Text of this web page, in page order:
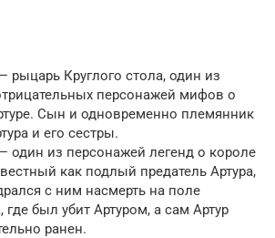
рыцарь Круглого стола, один из
персонажей мифов о
Сын и одновременно племянник
и его сестры.
один из персонажей легенд о короле
как подлый предатель Артура,
с ним насмерть на поле
где был убит Артуром, а сам Артур
ранен.